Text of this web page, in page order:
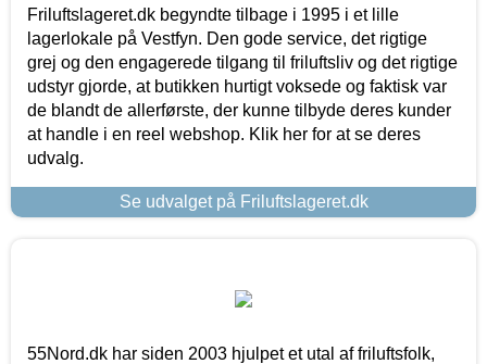
Friluftslageret.dk begyndte tilbage i 1995 i et lille
lagerlokale på Vestfyn. Den gode service, det rigtige
grej og den engagerede tilgang til friluftsliv og det rigtige
udstyr gjorde, at butikken hurtigt voksede og faktisk var
de blandt de allerførste, der kunne tilbyde deres kunder
at handle i en reel webshop. Klik her for at se deres
udvalg.
Se udvalget på Friluftslageret.dk
55Nord.dk har siden 2003 hjulpet et utal af friluftsfolk,